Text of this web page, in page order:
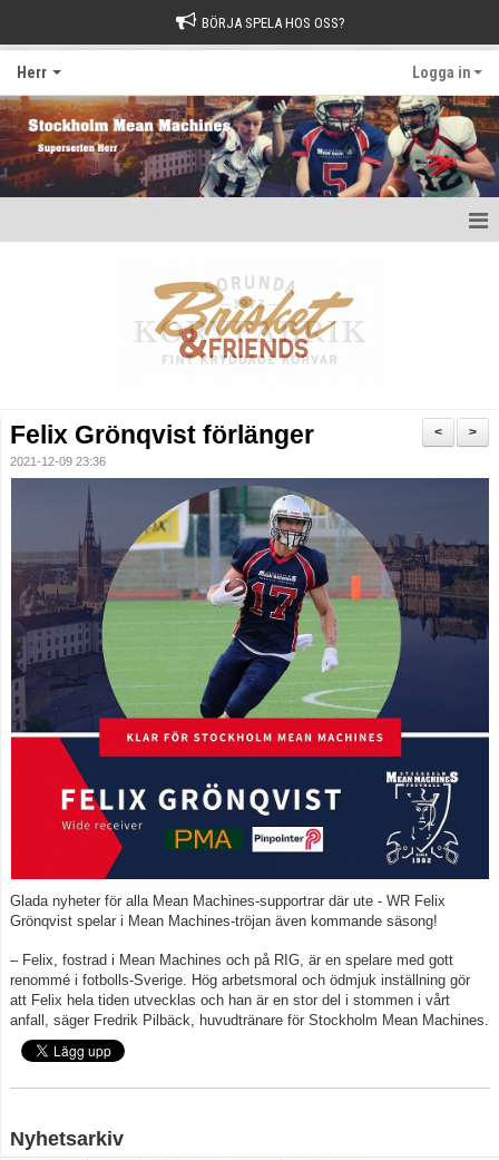
BÖRJA SPELA HOS OSS?
Herr Logga in
>
<
Felix Grönqvist förlänger
2021-12-09 23:36
Glada nyheter för alla Mean Machines-supportrar där ute - WR Felix
Grönqvist spelar i Mean Machines-tröjan även kommande säsong!
– Felix, fostrad i Mean Machines och på RIG, är en spelare med gott
renommé i fotbolls-Sverige. Hög arbetsmoral och ödmjuk inställning gör
att Felix hela tiden utvecklas och han är en stor del i stommen i vårt
anfall, säger Fredrik Pilbäck, huvudtränare för Stockholm Mean Machines.
Nyhetsarkiv